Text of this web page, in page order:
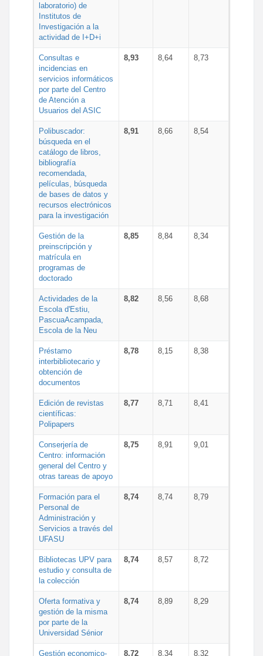
laboratorio) de
Institutos de
Investigación a la
actividad de I+D+i
Consultas e
incidencias en
servicios informáticos
por parte del Centro
de Atención a
Usuarios del ASIC
8,93 8,64 8,73
Polibuscador:
búsqueda en el
catálogo de libros,
bibliografía
recomendada,
películas, búsqueda
de bases de datos y
recursos electrónicos
para la investigación
8,91 8,66 8,54
Gestión de la
preinscripción y
matrícula en
programas de
doctorado
8,85 8,84 8,34
Actividades de la
Escola d'Estiu,
PascuaAcampada,
Escola de la Neu
8,82 8,56 8,68
Préstamo
interbibliotecario y
obtención de
documentos
8,78 8,15 8,38
Edición de revistas
científicas:
Polipapers
8,77 8,71 8,41
Conserjería de
Centro: información
general del Centro y
otras tareas de apoyo
8,75 8,91 9,01
Formación para el
Personal de
Administración y
Servicios a través del
UFASU
8,74 8,74 8,79
Bibliotecas UPV para
estudio y consulta de
la colección
8,74 8,57 8,72
Oferta formativa y
gestión de la misma
por parte de la
Universidad Sénior
8,74 8,89 8,29
Gestión economico- 8,72 8,34 8,32